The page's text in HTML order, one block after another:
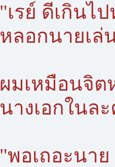
"เรย์ ดีเกินไ
หลอกนายเล่
ผมเหมือนจิต
นางเอกในล
"พอเถอะนา